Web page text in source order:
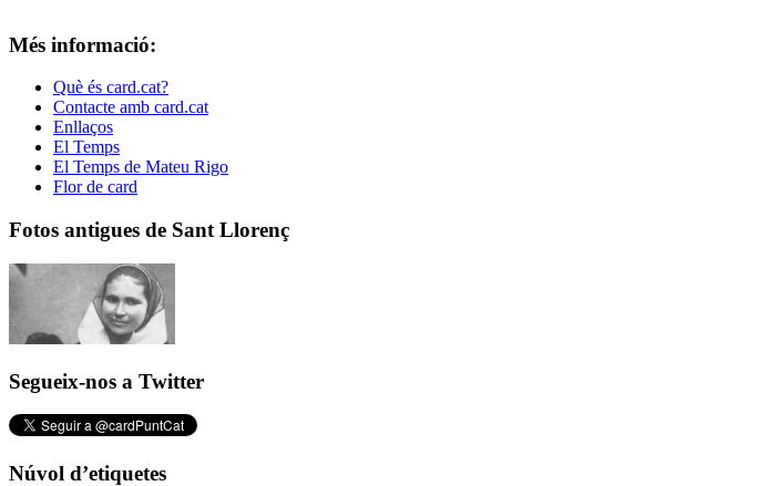
Més informació:
Què és card.cat?
Contacte amb card.cat
Enllaços
El Temps
El Temps de Mateu Rigo
Flor de card
Fotos antigues de Sant Llorenç
Segueix-nos a Twitter
Núvol d’etiquetes